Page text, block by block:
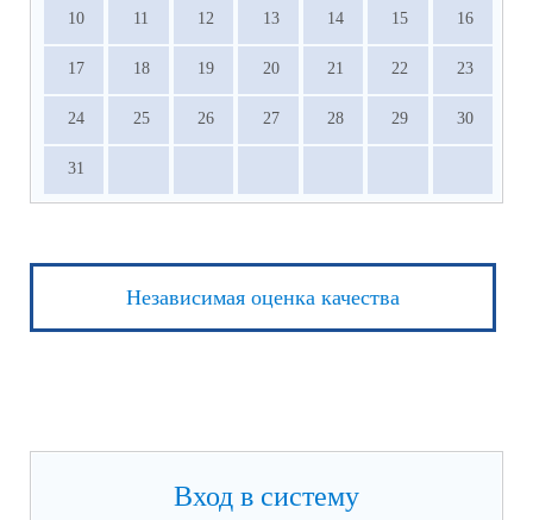
10 11 12 13 14 15 16
17 18 19 20 21 22 23
24 25 26 27 28 29 30
31
Независимая оценка качества
Вход в систему